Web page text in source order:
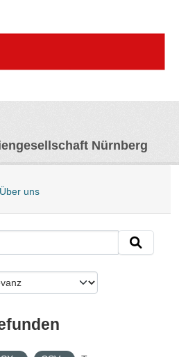
Nürnberg
Über uns